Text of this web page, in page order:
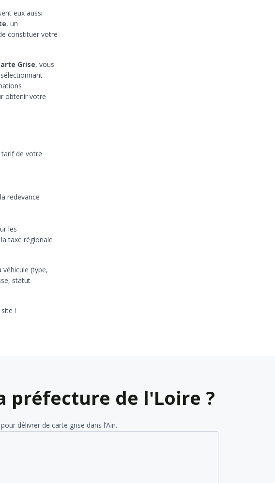
eux aussi
, un
constituer votre
Grise, vous
obtenir votre
tarif de votre
redevance
les
taxe régionale
(type,
statut
!
préfecture de l'Loire ?
délivrer de carte grise dans l’Ain.